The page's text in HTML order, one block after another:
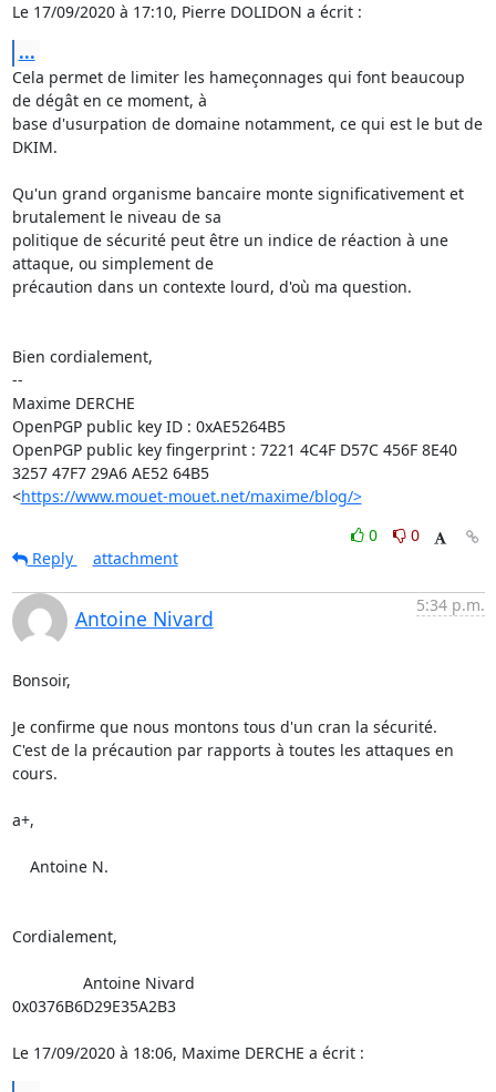
Le 17/09/2020 à 17:10, Pierre DOLIDON a écrit :
...
Cela permet de limiter les hameçonnages qui font beaucoup
de dégât en ce moment, à
base d'usurpation de domaine notamment, ce qui est le but de
DKIM.
Qu'un grand organisme bancaire monte significativement et
brutalement le niveau de sa
politique de sécurité peut être un indice de réaction à une
attaque, ou simplement de
précaution dans un contexte lourd, d'où ma question.
Bien cordialement,
--
Maxime DERCHE
OpenPGP public key ID : 0xAE5264B5
OpenPGP public key fingerprint : 7221 4C4F D57C 456F 8E40
3257 47F7 29A6 AE52 64B5
<https://www.mouet-mouet.net/maxime/blog/>
0
0
Reply
attachment
Antoine Nivard
5:34 p.m.
Bonsoir,
Je confirme que nous montons tous d'un cran la sécurité.
C'est de la précaution par rapports à toutes les attaques en
cours.
a+,
Antoine N.
Cordialement,
0x0376B6D29E35A2B3
Le 17/09/2020 à 18:06, Maxime DERCHE a écrit :